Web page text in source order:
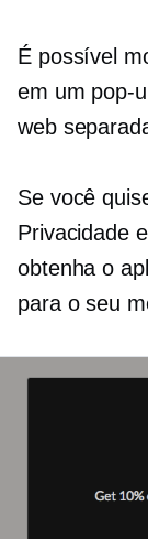
É possível
em um pop-
web
Se você
Privacidade
obtenha o
para o seu